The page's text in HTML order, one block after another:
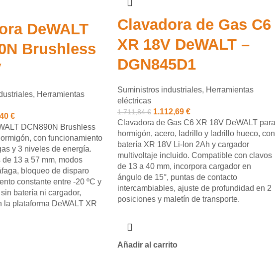
DeWALT
Brushless
, Herramientas
€
DCN890N Brushless
con funcionamiento
y 3 niveles de energía.
13 a 57 mm, modos
bloqueo de disparo
constante entre -20 ºC y
batería ni cargador,
la plataforma DeWALT XR
Clavadora de Gas C6
XR 18V DeWALT –
DGN845D1
Suministros industriales, Herramientas
eléctricas
1.711,84€ 1.112,69 €
Clavadora de Gas C6 XR 18V DeWALT para
hormigón, acero, ladrillo y ladrillo hueco, con
batería XR 18V Li-Ion 2Ah y cargador
multivoltaje incluido. Compatible con clavos
de 13 a 40 mm, incorpora cargador en
ángulo de 15°, puntas de contacto
intercambiables, ajuste de profundidad en 2
posiciones y maletín de transporte.
Añadir al carrito